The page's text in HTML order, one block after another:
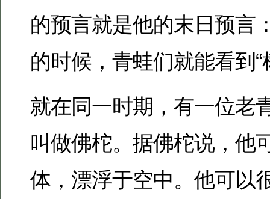
的预言就是他的末日预言
的时候，青蛙们就能看到“
就在同一时期，有一位老
叫做佛柁。据佛柁说，他
体，漂浮于空中。他可以